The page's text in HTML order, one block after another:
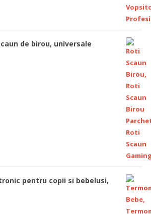
de birou, universale
pentru copii si bebelusi,